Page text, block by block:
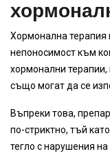
Хормонална терапия
непоносимост към
хормонални терапии,
също могат да се
Въпреки това,
по-стриктно, тъй
тегло с нарушения